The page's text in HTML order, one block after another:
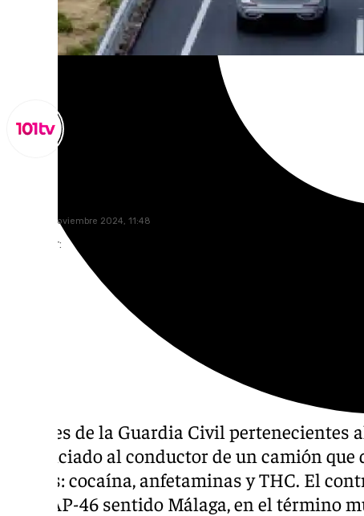
jueves, 21 noviembre 2024, 11:48
Compartir:
Agentes de la Guardia Civil pertenecientes
denunciado al conductor de un camión
drogas: cocaína, anfetaminas y THC. El
en la AP-46 sentido Málaga, en el término